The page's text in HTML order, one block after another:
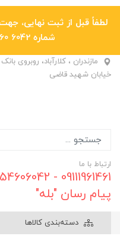
لطفاً قبل از ثبت نهایی،
شماره 6042 5460 011 تماس بگیرید.
مازندران ، کلارآباد، روبروی
خیابان شهید قاضی
ارتباط با ما
پیام رسان "بله"
دسته‌بندی کالاها